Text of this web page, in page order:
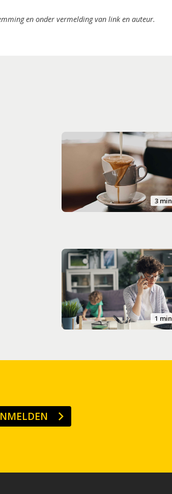
en onder vermelding van link en auteur.
3 min
1 min